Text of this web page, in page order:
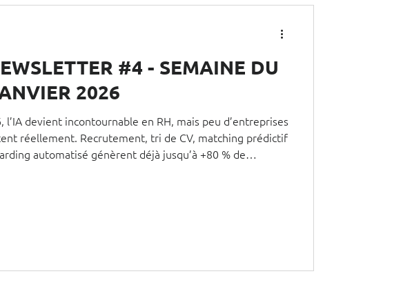
#4 - SEMAINE DU
2026
l’IA devient incontournable en RH, mais peu d’entreprises
réellement. Recrutement, tri de CV, matching prédictif
automatisé génèrent déjà jusqu’à +80 % de